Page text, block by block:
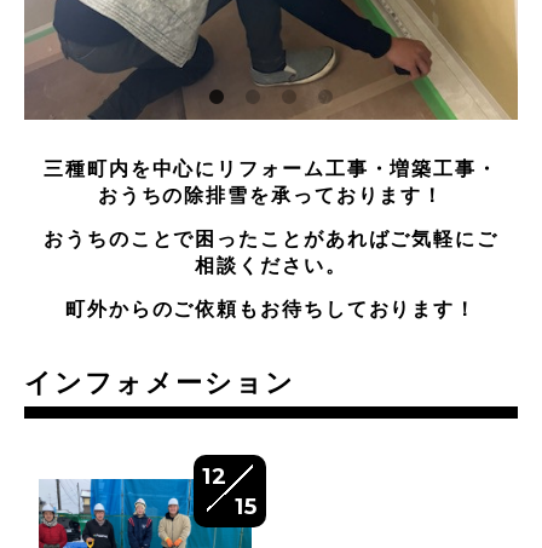
三種町内を中心にリフォーム工事・増築工事・
おうちの除排雪を承っております！
おうちのことで困ったことがあればご気軽にご
相談ください。
町外からのご依頼もお待ちしております！
インフォメーション
12
15